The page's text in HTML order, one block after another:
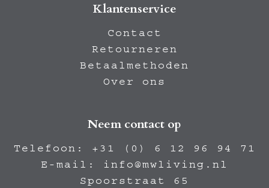
Klantenservice
Contact
Retourneren
Betaalmethoden
Over ons
Neem contact op
Telefoon: +31 (0) 6 12 96 94 71
E-mail: info@mwliving.nl
Spoorstraat 65